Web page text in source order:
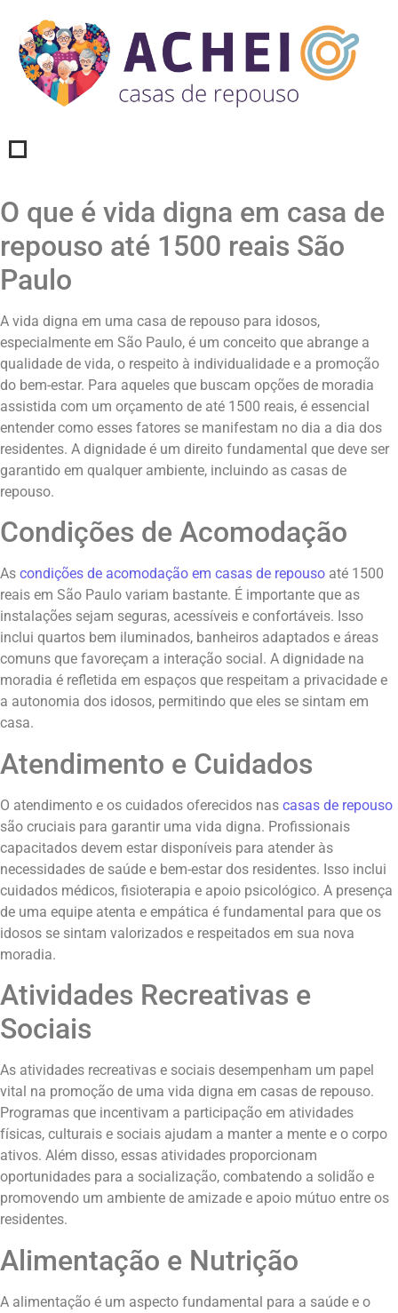
O que é vida digna em casa de
repouso até 1500 reais São
Paulo
A vida digna em uma casa de repouso para idosos,
especialmente em São Paulo, é um conceito que abrange a
qualidade de vida, o respeito à individualidade e a promoção
do bem-estar. Para aqueles que buscam opções de moradia
assistida com um orçamento de até 1500 reais, é essencial
entender como esses fatores se manifestam no dia a dia dos
residentes. A dignidade é um direito fundamental que deve ser
garantido em qualquer ambiente, incluindo as casas de
repouso.
Condições de Acomodação
As condições de acomodação em casas de repouso até 1500
reais em São Paulo variam bastante. É importante que as
instalações sejam seguras, acessíveis e confortáveis. Isso
inclui quartos bem iluminados, banheiros adaptados e áreas
comuns que favoreçam a interação social. A dignidade na
moradia é refletida em espaços que respeitam a privacidade e
a autonomia dos idosos, permitindo que eles se sintam em
casa.
Atendimento e Cuidados
O atendimento e os cuidados oferecidos nas casas de repouso
são cruciais para garantir uma vida digna. Profissionais
capacitados devem estar disponíveis para atender às
necessidades de saúde e bem-estar dos residentes. Isso inclui
cuidados médicos, fisioterapia e apoio psicológico. A presença
de uma equipe atenta e empática é fundamental para que os
idosos se sintam valorizados e respeitados em sua nova
moradia.
Atividades Recreativas e
Sociais
As atividades recreativas e sociais desempenham um papel
vital na promoção de uma vida digna em casas de repouso.
Programas que incentivam a participação em atividades
físicas, culturais e sociais ajudam a manter a mente e o corpo
ativos. Além disso, essas atividades proporcionam
oportunidades para a socialização, combatendo a solidão e
promovendo um ambiente de amizade e apoio mútuo entre os
residentes.
Alimentação e Nutrição
A alimentação é um aspecto fundamental para a saúde e o